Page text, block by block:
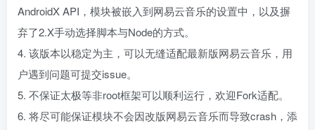
AndroidX API，模块被嵌入到网易云音乐的设置中，以及摒
弃了2.X手动选择脚本与Node的方式。
4. 该版本以稳定为主，可以无缝适配最新版网易云音乐，用
户遇到问题可提交issue。
5. 不保证太极等非root框架可以顺利运行，欢迎Fork适配。
6. 将尽可能保证模块不会因改版网易云音乐而导致crash，添